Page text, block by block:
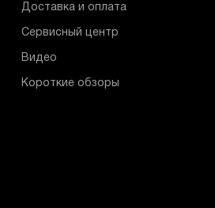
Доставка и оплата
Сервисный центр
Видео
Короткие обзоры